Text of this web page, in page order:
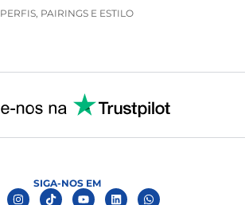
PERFIS, PAIRINGS E ESTILO
SIGA-NOS EM